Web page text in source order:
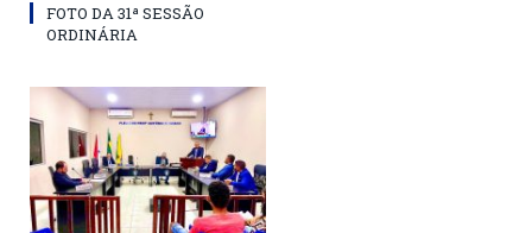
FOTO DA 31ª SESSÃO
ORDINÁRIA